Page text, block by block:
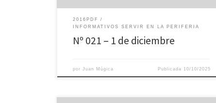
2016PDF
INFORMATIVOS SERVIR EN LA PERIFERIA
Nº 021 – 1 de diciembre
porJuan Múgica Publicada 10/10/2025